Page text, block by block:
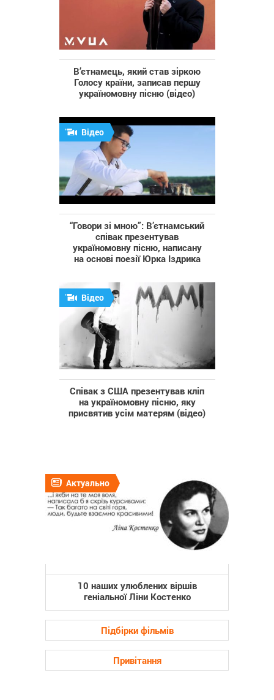
В’єтнамець, який став зіркою
Голосу країни, записав першу
україномовну пісню (відео)
Відео
“Говори зі мною”: В’єтнамський
співак презентував
україномовну пісню, написану
на основі поезії Юрка Іздрика
Відео
Співак з США презентував кліп
на україномовну пісню, яку
присвятив усім матерям (відео)
Актуально
10 наших улюблених віршів
геніальної Ліни Костенко
Підбірки фільмів
Привітання